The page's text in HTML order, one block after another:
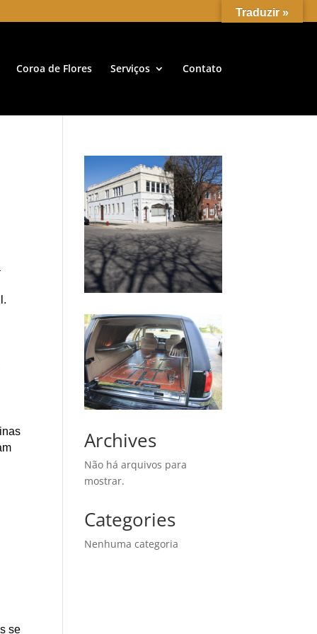
Coroa de Flores Serviços Contato
se
Archives
Não há arquivos para
mostrar.
Categories
Nenhuma categoria
Traduzir »